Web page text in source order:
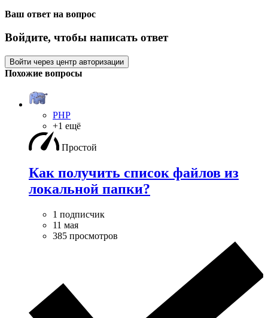
Ваш ответ на вопрос
Войдите, чтобы написать ответ
Войти через центр авторизации
Похожие вопросы
PHP
+1 ещё
Простой
Как получить список файлов из
локальной папки?
1 подписчик
11 мая
385 просмотров